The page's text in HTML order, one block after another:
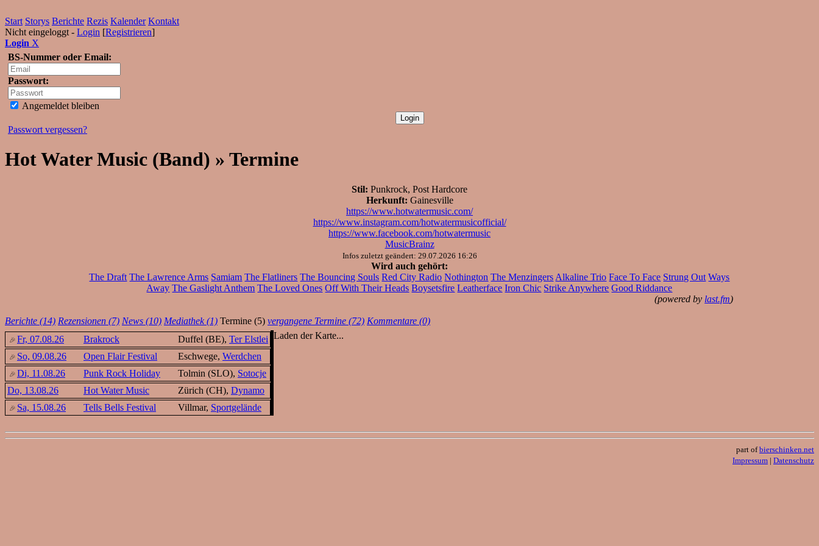
Start Storys Berichte Rezis Kalender Kontakt
Nicht eingeloggt - Login [Registrieren]
Login X
BS-Nummer oder Email:
Passwort:
Angemeldet bleiben
Passwort vergessen?
Hot Water Music (Band) » Termine
Stil: Punkrock, Post Hardcore
Herkunft: Gainesville
https://www.hotwatermusic.com/
https://www.instagram.com/hotwatermusicofficial/
https://www.facebook.com/hotwatermusic
MusicBrainz
Infos zuletzt geändert: 29.07.2026 16:26
Wird auch gehört:
The Draft The Lawrence Arms Samiam The Flatliners The Bouncing Souls Red City Radio Nothington The Menzingers Alkaline Trio Face To Face Strung Out Ways
Away The Gaslight Anthem The Loved Ones Off With Their Heads Boysetsfire Leatherface Iron Chic Strike Anywhere Good Riddance
(powered by last.fm)
Berichte (14) Rezensionen (7) News (10) Mediathek (1) Termine (5) vergangene Termine (72) Kommentare (0)
Fr, 07.08.26
Brakrock Duffel (BE), Ter Elstlei
So, 09.08.26
Open Flair Festival Eschwege, Werdchen
Di, 11.08.26
Punk Rock Holiday Tolmin (SLO), Sotocje
Do, 13.08.26
Hot Water Music Zürich (CH), Dynamo
Sa, 15.08.26
Tells Bells Festival Villmar, Sportgelände
Laden der Karte...
part ofbierschinken.net
Impressum | Datenschutz